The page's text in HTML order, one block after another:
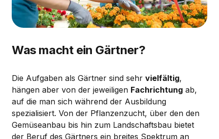
Was macht ein Gärtner?
Die Aufgaben als Gärtner sind sehr vielfältig,
hängen aber von der jeweiligen Fachrichtung ab,
auf die man sich während der Ausbildung
spezialisiert. Von der Pflanzenzucht, über den den
Gemüseanbau bis hin zum Landschaftsbau bietet
der Beruf des Gärtners ein breites Spektrum an